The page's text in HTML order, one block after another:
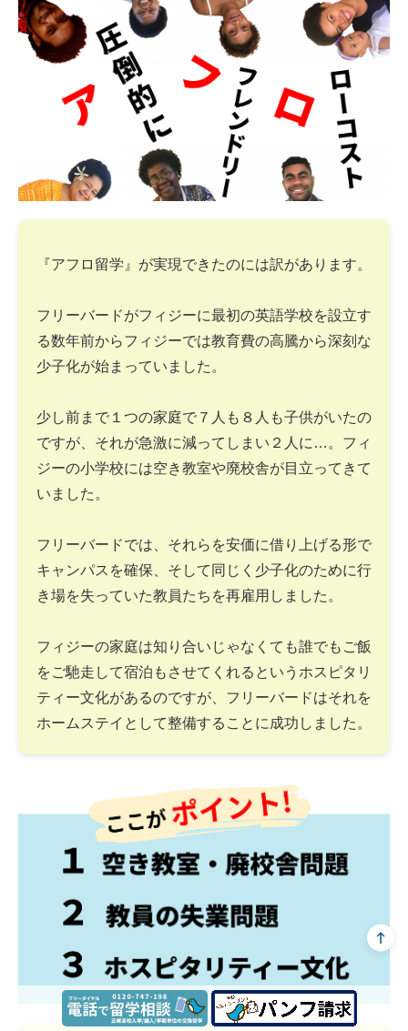
『アフロ留学』が実現できたのには訳があります。
フリーバードがフィジーに最初の英語学校を設立す
る数年前からフィジーでは教育費の高騰から深刻な
少子化が始まっていました。
少し前まで１つの家庭で７人も８人も子供がいたの
ですが、それが急激に減ってしまい２人に…。フィ
ジーの小学校には空き教室や廃校舎が目立ってきて
いました。
フリーバードでは、それらを安価に借り上げる形で
キャンパスを確保、そして同じく少子化のために行
き場を失っていた教員たちを再雇用しました。
フィジーの家庭は知り合いじゃなくても誰でもご飯
をご馳走して宿泊もさせてくれるというホスピタリ
ティー文化があるのですが、フリーバードはそれを
ホームステイとして整備することに成功しました。